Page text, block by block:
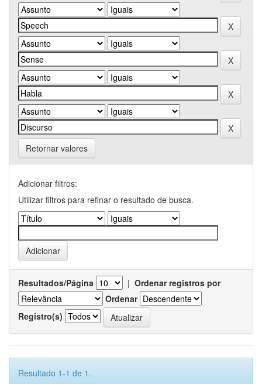
Retornar valores
Adicionar filtros:
Utilizar filtros para refinar o resultado de busca.
Resultados/Página | Ordenar registros por
Ordenar
Registro(s)
Resultado 1-1 de 1.